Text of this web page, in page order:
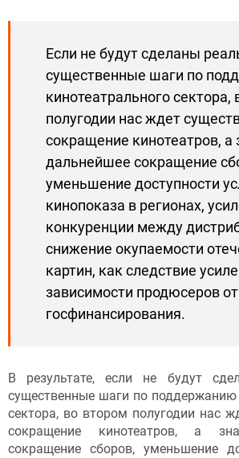
Если не будут сделаны
существенные шаги по
кинотеатрального сектора,
полугодии нас ждет
сокращение кинотеатров, а
дальнейшее сокращение
уменьшение доступности
кинопоказа в регионах,
конкуренции между
снижение окупаемости
картин, как следствие
зависимости продюсеров от
госфинансирования.
В результате, если не будут
существенные шаги по поддержанию
сектора, во втором полугодии нас
сокращение кинотеатров, а
сокращение сборов, уменьшение